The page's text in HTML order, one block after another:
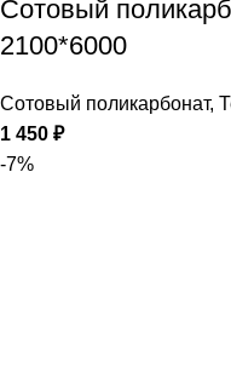
Сотовый
2100*6000
Сотовый поликарбонат,
1 450 ₽
-7%